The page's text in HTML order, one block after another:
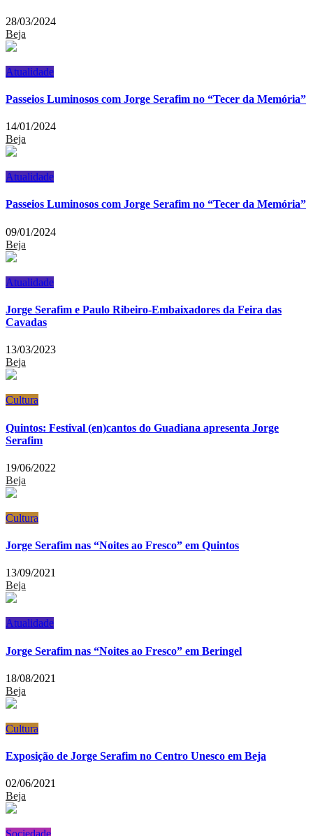
28/03/2024
Beja
Atualidade
Passeios Luminosos com Jorge Serafim no “Tecer da Memória”
14/01/2024
Beja
Atualidade
Passeios Luminosos com Jorge Serafim no “Tecer da Memória”
09/01/2024
Beja
Atualidade
Jorge Serafim e Paulo Ribeiro-Embaixadores da Feira das
Cavadas
13/03/2023
Beja
Cultura
Quintos: Festival (en)cantos do Guadiana apresenta Jorge
Serafim
19/06/2022
Beja
Cultura
Jorge Serafim nas “Noites ao Fresco” em Quintos
13/09/2021
Beja
Atualidade
Jorge Serafim nas “Noites ao Fresco” em Beringel
18/08/2021
Beja
Cultura
Exposição de Jorge Serafim no Centro Unesco em Beja
02/06/2021
Beja